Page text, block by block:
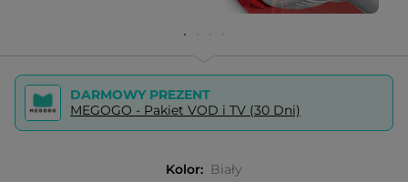
DARMOWY PREZENT
MEGOGO - Pakiet VOD i TV (30 Dni)
Kolor: Biały